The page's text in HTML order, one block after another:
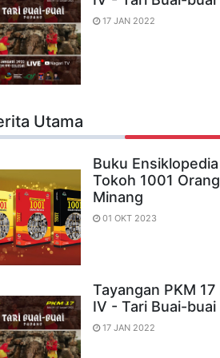
17 JAN 2022
Utama
Buku Ensiklopedia
Tokoh 1001 Orang
Minang
01 OKT 2023
Tayangan PKM 17
IV - Tari Buai-buai
17 JAN 2022